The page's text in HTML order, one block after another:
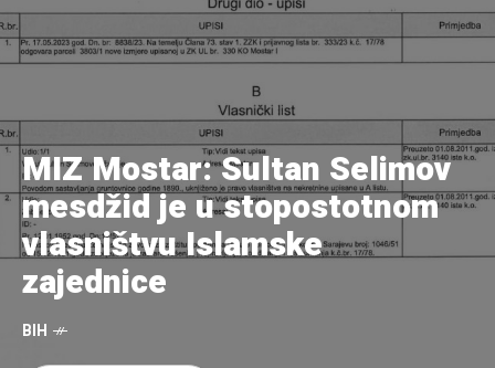
MIZ Mostar: Sultan Selimov
mesdžid je u stopostotnom
vlasništvu Islamske
zajednice
BIH